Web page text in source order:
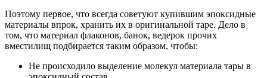
Поэтому первое, что всегда советуют купившим эпоксидные
материалы впрок, хранить их в оригинальной таре. Дело в
том, что материал флаконов, банок, ведерок прочих
вместилищ подбирается таким образом, чтобы:
Не происходило выделение молекул материала тары в